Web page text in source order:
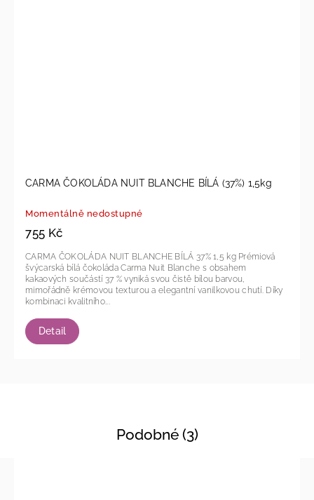
CARMA ČOKOLÁDA NUIT BLANCHE BÍLÁ (37%) 1,5kg
Momentálně nedostupné
755 Kč
Detail
CARMA ČOKOLÁDA NUIT BLANCHE BÍLÁ 37% 1,5 kg Prémiová
švýcarská bílá čokoláda Carma Nuit Blanche s obsahem
kakaových součástí 37 % vyniká svou čistě bílou barvou,
mimořádně krémovou texturou a elegantní vanilkovou chutí. Díky
kombinaci kvalitního...
Podobné (3)